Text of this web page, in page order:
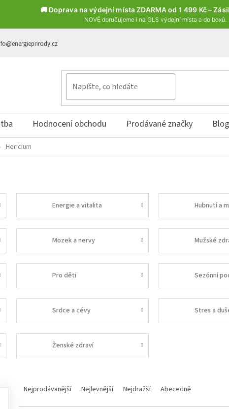
🚚 Doprava na výdejní místa ZDARMA od 1 499 Kč –
NOVĚ doručujeme i na GLS výdejní místa a do boxů.
Hodnocení obchodu Prodávané značky Blog
Hericium
Energie a vitalita Hubnutí a
Mozek a nervy Mužské
Pro děti Sezónní
Srdce a cévy Stres a
Ženské zdraví
Nejprodávanější Nejlevnější Nejdražší Abecedně